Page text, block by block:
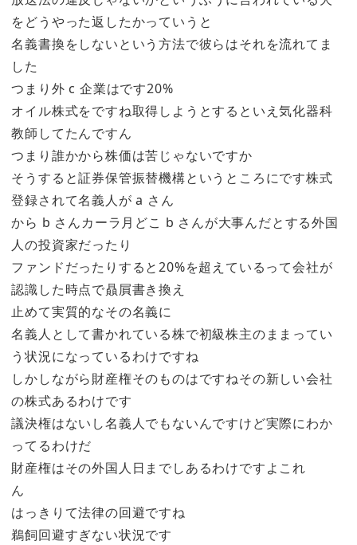
をどうやった返したかっていうと
名義書換をしないという方法で彼らはそれを流れてま
した
つまり外 c 企業はです20%
オイル株式をですね取得しようとするといえ気化器科
教師してたんですん
つまり誰かから株価は苦じゃないですか
そうすると証券保管振替機構というところにです株式
登録されて名義人が a さん
から b さんカーラ月どこ b さんが大事んだとする外国
人の投資家だったり
ファンドだったりすると20%を超えているって会社が
認識した時点で贔屓書き換え
止めて実質的なその名義に
名義人として書かれている株で初級株主のままってい
う状況になっているわけですね
しかしながら財産権そのものはですねその新しい会社
の株式あるわけです
議決権はないし名義人でもないんですけど実際にわか
ってるわけだ
財産権はその外国人日までしあるわけですよこれ
ん
はっきりて法律の回避ですね
鵜飼回避すぎない状況です